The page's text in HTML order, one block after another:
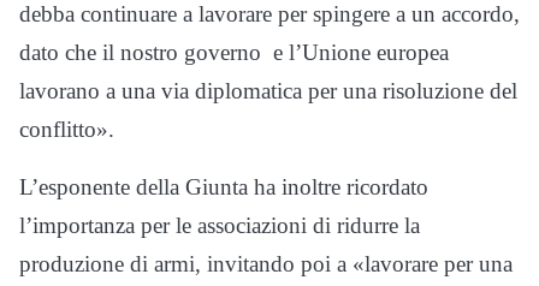
debba continuare a lavorare per spingere a un accordo,
dato che il nostro governo e l’Unione europea
lavorano a una via diplomatica per una risoluzione del
conflitto».
L’esponente della Giunta ha inoltre ricordato
l’importanza per le associazioni di ridurre la
produzione di armi, invitando poi a «lavorare per una